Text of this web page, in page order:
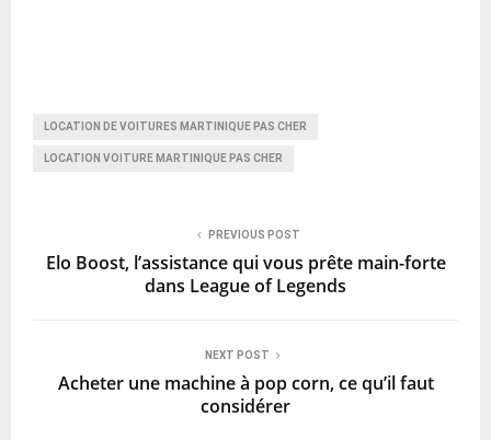
LOCATION DE VOITURES MARTINIQUE PAS CHER
LOCATION VOITURE MARTINIQUE PAS CHER
PREVIOUS POST
Elo Boost, l’assistance qui vous prête main-forte
dans League of Legends
NEXT POST
Acheter une machine à pop corn, ce qu’il faut
considérer